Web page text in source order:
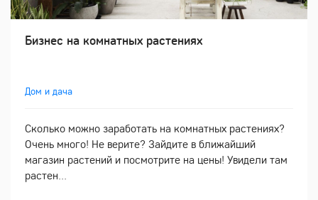
Бизнес на комнатных растениях
Дом и дача
Сколько можно заработать на комнатных растениях?
Очень много! Не верите? Зайдите в ближайший
магазин растений и посмотрите на цены! Увидели там
растен...